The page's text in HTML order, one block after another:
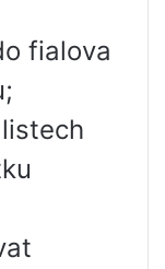
fialova